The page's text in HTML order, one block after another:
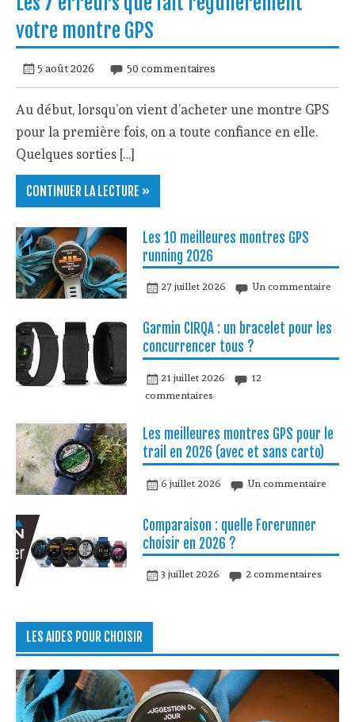
votre montre GPS
5 août 2026 50 commentaires
Au début, lorsqu’on vient d’acheter une montre GPS
pour la première fois, on a toute confiance en elle.
Quelques sorties […]
CONTINUER LA LECTURE »
Les 10 meilleures montres GPS
running 2026
27 juillet 2026 Un commentaire
Garmin CIRQA : un bracelet pour les
concurrencer tous ?
21 juillet 2026
12
commentaires
Les meilleures montres GPS pour le
trail en 2026 (avec et sans carto)
6 juillet 2026 Un commentaire
Comparaison : quelle Forerunner
choisir en 2026 ?
3 juillet 2026 2 commentaires
LES AIDES POUR CHOISIR